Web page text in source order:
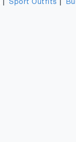
|Sport Outfits